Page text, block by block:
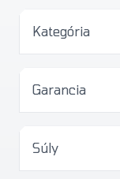
Kategória
Garancia
Súly